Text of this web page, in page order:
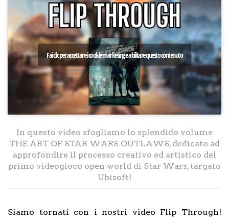
Fai clic per accettare i cookie marketing e abilitare questo contenuto
In questo video sfogliamo lo splendido volume
THE ART OF STAR WARS OUTLAWS, dedicato ad
approfondire il processo creativo ed artistico del
primo videogioco open world di Star Wars, targato
Ubisoft!
Siamo tornati con i nostri video Flip Through!